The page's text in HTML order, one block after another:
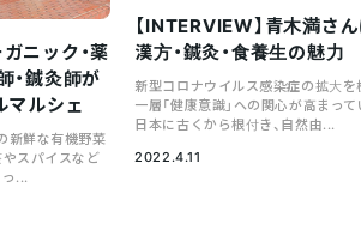
ニック・薬
・鍼灸師が
マルシェ
新鮮な有機野菜
スパイスなど
...
【INTERVIEW】青木満さん
漢方・鍼灸・食養生の魅力
新型コロナウイルス感染症の拡大を
一層「健康意識」への関心が高まって
日本に古くから根付き、自然由...
2022.4.11